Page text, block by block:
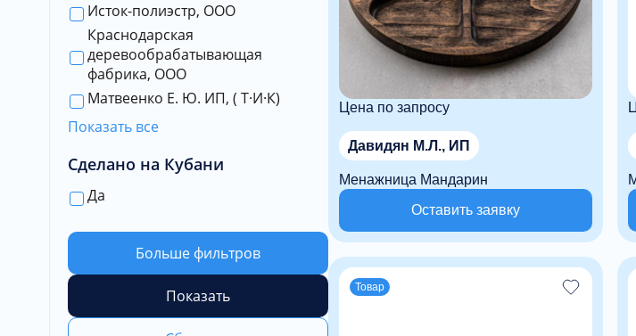
Исток-полиэстр, ООО
Краснодарская
деревообрабатывающая
фабрика, ООО
Матвеенко Е. Ю. ИП, ( Т·И·К)
Показать все
Сделано на Кубани
Да
Больше фильтров
Показать
Цена по запросу
Давидян М.Л., ИП
Менажница Мандарин
Оставить заявку
Товар